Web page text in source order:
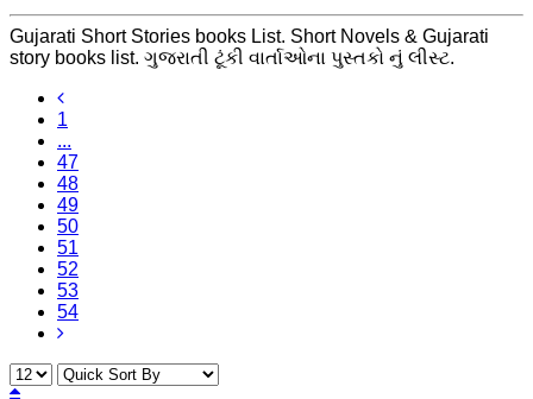
Gujarati Short Stories books List. Short Novels & Gujarati
story books list. ગુજરાતી ટૂંકી વાર્તાઓના પુસ્તકો નું લીસ્ટ.
1
...
47
48
49
50
51
52
53
54